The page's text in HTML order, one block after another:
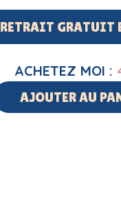
RETRAIT GRATUIT
ACHETEZ MOI :
AJOUTER AU